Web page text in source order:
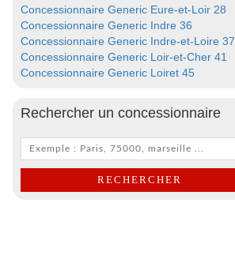
Concessionnaire Generic Eure-et-Loir 28
Concessionnaire Generic Indre 36
Concessionnaire Generic Indre-et-Loire 37
Concessionnaire Generic Loir-et-Cher 41
Concessionnaire Generic Loiret 45
Rechercher un concessionnaire